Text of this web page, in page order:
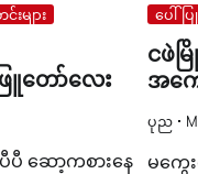
းများ
ြူတော်လေး
ပီ ဆော့ကစားနေ
ပေါ်ပ
ငဖဲမ
အကေ
ပုည
မကွေ